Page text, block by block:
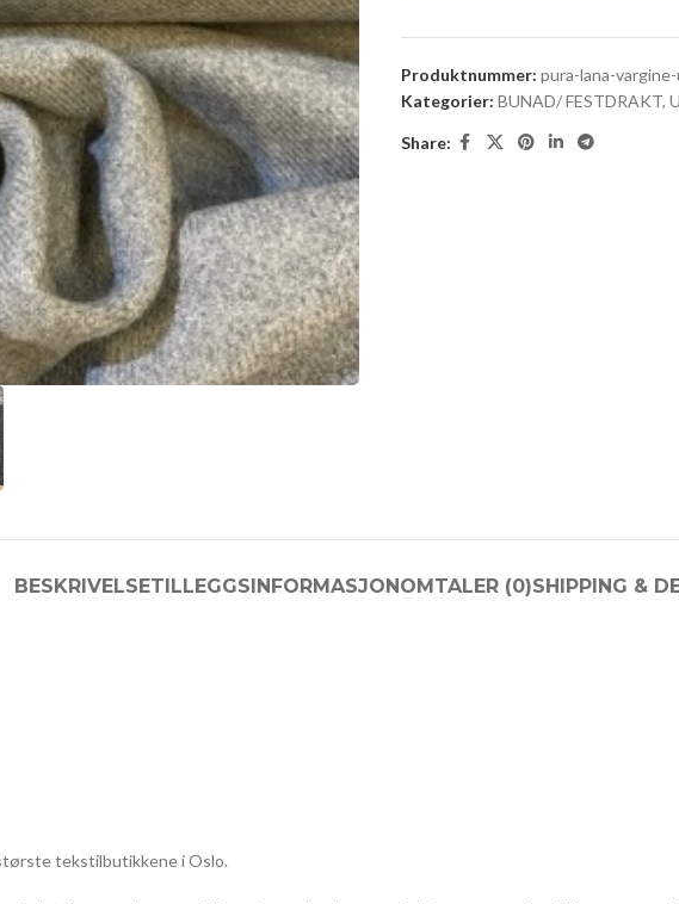
Produktnummer: pura-lana-
Kategorier: BUNAD/ FESTDRAKT,
Share:
BESKRIVELSETILLEGGSINFORMASJON OMTALER (0)SHIPPING &
tekstilbutikkene i Oslo.